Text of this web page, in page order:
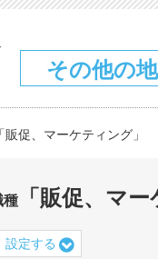
その他の
促、マーケティング」
種 「販促、マ
設定する